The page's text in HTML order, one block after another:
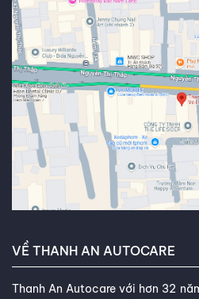
VỀ THANH AN AUTOCARE
Thanh An Autocare với hơn 32